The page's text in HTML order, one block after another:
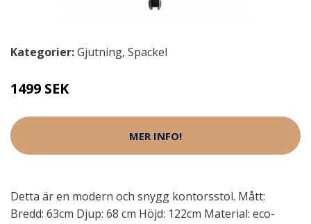
Kategorier:Gjutning, Spackel
1499 SEK
MER INFO!
Detta är en modern och snygg kontorsstol. Mått:
Bredd: 63cm Djup: 68 cm Höjd: 122cm Material: eco-